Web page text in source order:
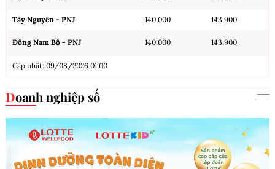
Tây Nguyên - PNJ 140,000 143,900
Đông Nam Bộ - PNJ 140,000 143,900
Cập nhật: 09/08/2026 01:00
Doanh nghiệp số